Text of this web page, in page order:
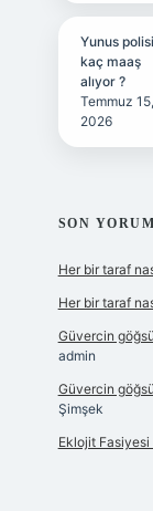
Yunus polisi
kaç maaş
alıyor ?
Temmuz 15,
2026
SON
Her bir taraf
Her bir taraf
Güvercin
admin
Güvercin
Şimşek
Eklojit Fasiyesi